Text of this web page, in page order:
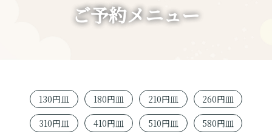
ご予約メニュー
130円皿 180円皿 210円皿
260円皿
310円皿
410円皿 510円皿
580円皿